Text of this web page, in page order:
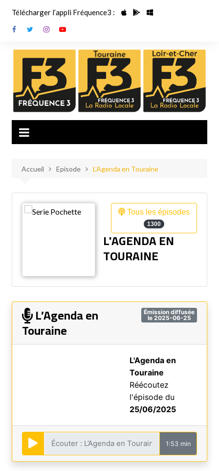
contenu
Télécharger l’appli Fréquence3 :
Accueil Episode L’Agenda en Touraine
Tous les épisodes
1300
L'AGENDA EN
TOURAINE
Émission diffusée
le 2025-06-25
L’Agenda en
Touraine
L'Agenda en
Touraine
Réécoutez
l'épisode du
25/06/2025
1:53 min